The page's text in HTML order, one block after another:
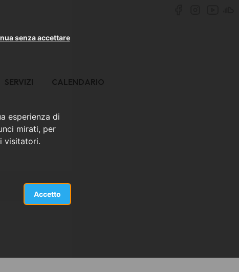
esperienza di
mirati, per
visitatori.
Accetto
senza accettare
SERVIZI CALENDARIO